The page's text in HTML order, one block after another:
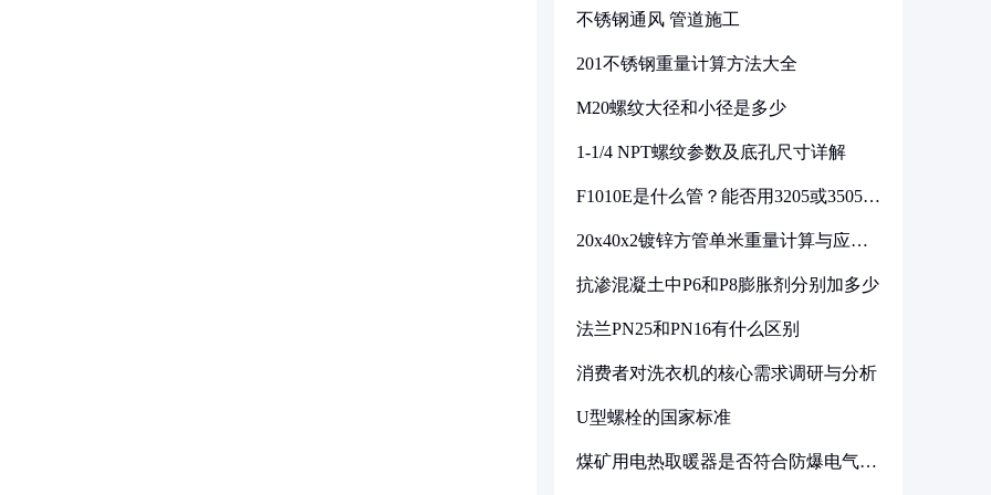
不锈钢通风 管道施工
201不锈钢重量计算方法大全
M20螺纹大径和小径是多少
1-1/4 NPT螺纹参数及底孔尺寸详解
F1010E是什么管？能否用3205或3505代
20x40x2镀锌方管单米重量计算与应用
抗渗混凝土中P6和P8膨胀剂分别加多少
法兰PN25和PN16有什么区别
消费者对洗衣机的核心需求调研与分析
U型螺栓的国家标准
煤矿用电热取暖器是否符合防爆电气设